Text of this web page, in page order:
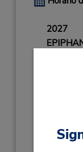
2027
closed